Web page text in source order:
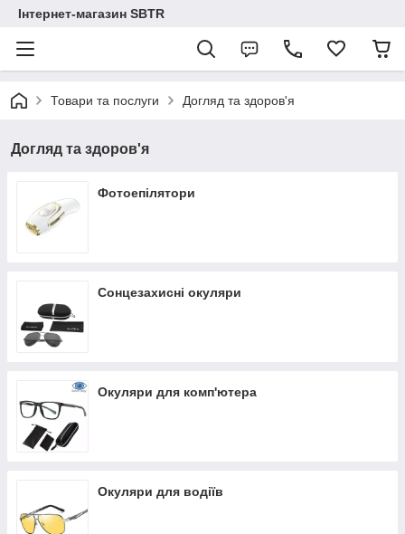
Інтернет-магазин SBTR
Товари та послуги Догляд та здоров'я
Догляд та здоров'я
Фотоепілятори
Сонцезахисні окуляри
Окуляри для комп'ютера
Окуляри для водіїв